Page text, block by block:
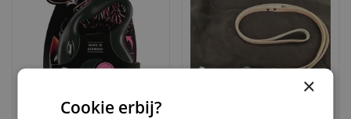
×
Cookie erbij?